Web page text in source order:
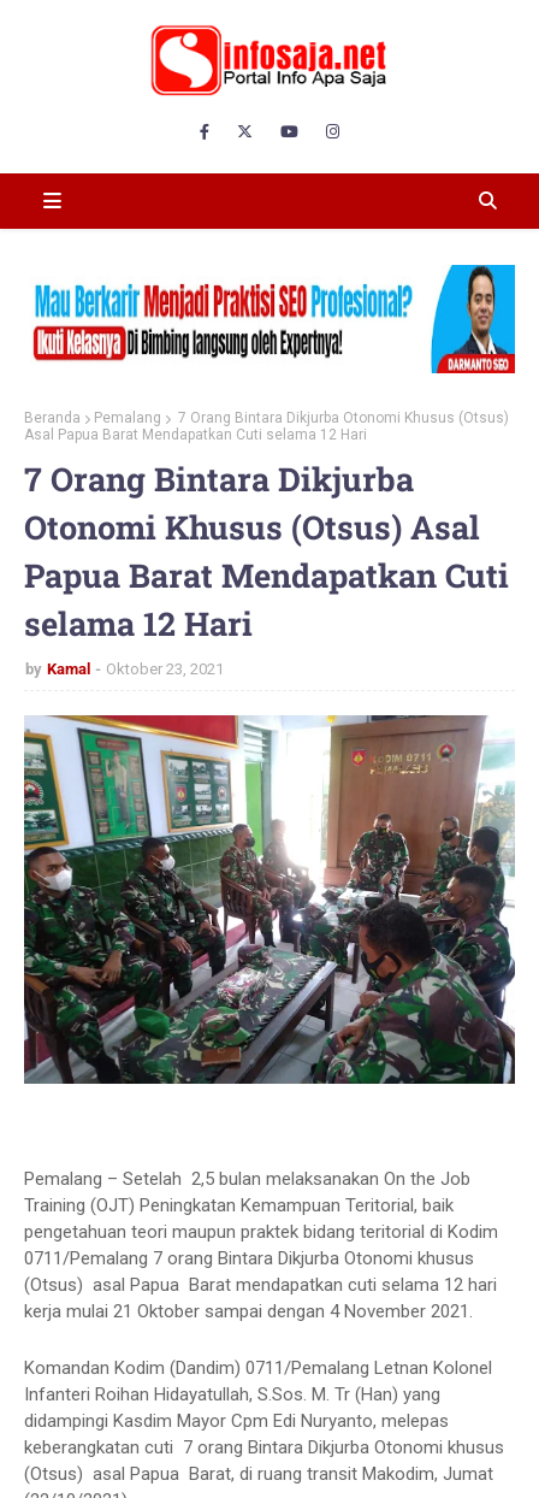
Beranda Pemalang
7 Orang Bintara Dikjurba Otonomi Khusus (Otsus)
Asal Papua Barat Mendapatkan Cuti selama 12 Hari
7 Orang Bintara Dikjurba
Otonomi Khusus (Otsus) Asal
Papua Barat Mendapatkan Cuti
selama 12 Hari
by Kamal Oktober 23, 2021
Pemalang – Setelah 2,5 bulan melaksanakan On the Job
Training (OJT) Peningkatan Kemampuan Teritorial, baik
pengetahuan teori maupun praktek bidang teritorial di Kodim
0711/Pemalang 7 orang Bintara Dikjurba Otonomi khusus
(Otsus) asal Papua Barat mendapatkan cuti selama 12 hari
kerja mulai 21 Oktober sampai dengan 4 November 2021.
Komandan Kodim (Dandim) 0711/Pemalang Letnan Kolonel
Infanteri Roihan Hidayatullah, S.Sos. M. Tr (Han) yang
didampingi Kasdim Mayor Cpm Edi Nuryanto, melepas
keberangkatan cuti 7 orang Bintara Dikjurba Otonomi khusus
(Otsus) asal Papua Barat, di ruang transit Makodim, Jumat